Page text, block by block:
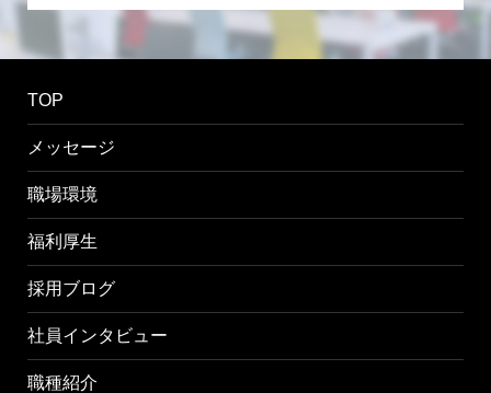
TOP
メッセージ
職場環境
福利厚生
採用ブログ
社員インタビュー
職種紹介